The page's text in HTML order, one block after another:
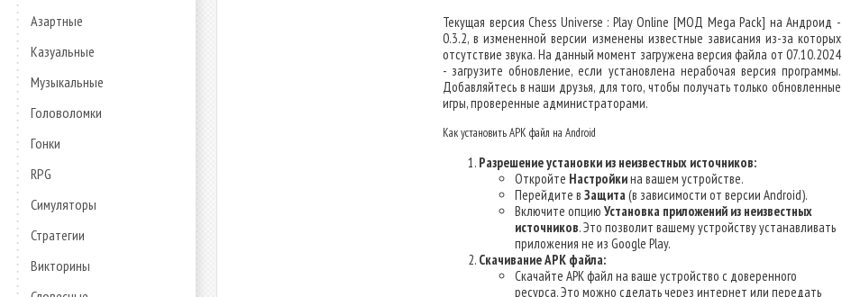
Азартные
Казуальные
Музыкальные
Головоломки
Гонки
RPG
Симуляторы
Стратегии
Викторины
Текущая версия Chess Universe : Play Online [МОД Mega Pack] на Андроид -
0.3.2, в измененной версии изменены известные зависания из-за которых
отсутствие звука. На данный момент загружена версия файла от 07.10.2024
- загрузите обновление, если установлена нерабочая версия программы.
Добавляйтесь в наши друзья, для того, чтобы получать только обновленные
игры, проверенные администраторами.
Как установить APK файл на Android
Разрешение установки из неизвестных источников:
Откройте Настройкина вашем устройстве.
Перейдите в Защита(в зависимости от версии Android).
Включите опцию Установка приложений из неизвестных
источников. Это позволит вашему устройству устанавливать
приложения не из Google Play.
Скачивание APK файла:
Скачайте APK файл на ваше устройство с доверенного
ресурса. Это можно сделать через интернет или передать